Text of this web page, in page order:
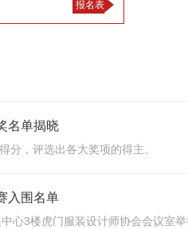
报名表
名单揭晓
分，评选出各大奖项的得主。
入围名单
心3楼虎门服装设计师协会会议室举